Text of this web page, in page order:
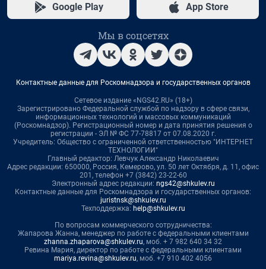
Google Play App Store
Мы в соцсетях
Контактные данные для Роскомнадзора и государственных органов
Сетевое издание «NGS42.RU» (18+)
Зарегистрировано Федеральной службой по надзору в сфере связи,
информационных технологий и массовых коммуникаций
(Роскомнадзор). Регистрационный номер и дата принятия решения о
регистрации - ЭЛ № ФС 77-78817 от 07.08.2020 г.
Учредитель: Общество с ограниченной ответственностью "ИНТЕРНЕТ
ТЕХНОЛОГИИ"
Главный редактор: Левчук Александр Николаевич
Адрес редакции: 650000, Россия, Кемерово, ул. 50 лет Октября, д. 11, офис
201, телефон +7 (3842) 23-22-60
Электронный адрес редакции: ngs42@shkulev.ru
Контактные данные для Роскомнадзора и государственных органов:
juristnsk@shkulev.ru
Техподдержка: help@shkulev.ru
По вопросам коммерческого сотрудничества:
Жапарова Жанна, менеджер по работе с федеральными клиентами
zhanna.zhaparova@shkulev.ru, моб. + 7 982 640 34 32
Ревина Мария, директор по работе с федеральными клиентами
mariya.revina@shkulev.ru, моб. +7 910 402 4056